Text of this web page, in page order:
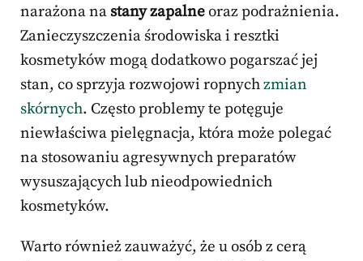
narażona na stany zapalneoraz podrażnienia.
Zanieczyszczenia środowiska i resztki
kosmetyków mogą dodatkowo pogarszać jej
stan, co sprzyja rozwojowi ropnychzmian
skórnych. Często problemy te potęguje
niewłaściwa pielęgnacja, która może polegać
na stosowaniu agresywnych preparatów
wysuszających lub nieodpowiednich
kosmetyków.
Warto również zauważyć, że u osób z cerą